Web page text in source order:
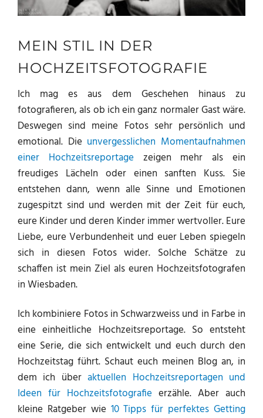
MEIN STIL IN DER
HOCHZEITSFOTOGRAFIE
Ich mag es aus dem Geschehen hinaus zu
fotografieren, als ob ich ein ganz normaler Gast wäre.
Deswegen sind meine Fotos sehr persönlich und
emotional. Die unvergesslichen Momentaufnahmen
einer Hochzeitsreportage zeigen mehr als ein
freudiges Lächeln oder einen sanften Kuss. Sie
entstehen dann, wenn alle Sinne und Emotionen
zugespitzt sind und werden mit der Zeit für euch,
eure Kinder und deren Kinder immer wertvoller. Eure
Liebe, eure Verbundenheit und euer Leben spiegeln
sich in diesen Fotos wider. Solche Schätze zu
schaffen ist mein Ziel als euren Hochzeitsfotografen
in Wiesbaden.
Ich kombiniere Fotos in Schwarzweiss und in Farbe in
eine einheitliche Hochzeitsreportage. So entsteht
eine Serie, die sich entwickelt und euch durch den
Hochzeitstag führt. Schaut euch meinen Blog an, in
dem ich überaktuellen Hochzeitsreportagen und
Ideen für Hochzeitsfotografie erzähle. Aber auch
kleine Ratgeber wie 10 Tipps für perfektes Getting